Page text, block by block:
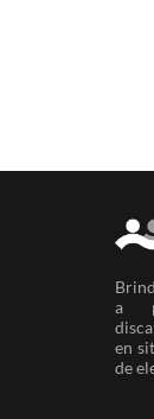
a
en
de